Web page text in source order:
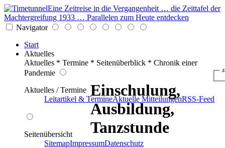
Eine Zeitreise in die Vergangenheit … die Zeittafel der
Machtergreifung 1933 … Parallelen zum Heute entdecken
Navigator
Start
Aktuelles
Aktuelles * Termine * Seitenüberblick * Chronik einer
Pandemie
Aktuelles / Termine
Leitartikel & TermineAktuelle MitteilungenRSS-Feed
Seitenübersicht
SitemapImpressumDatenschutz
Einschulung,
Ausbildung,
Tanzstunde